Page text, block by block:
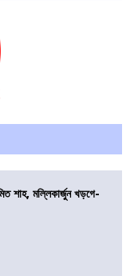
শাহ, মল্লিকার্জুন খড়গে-